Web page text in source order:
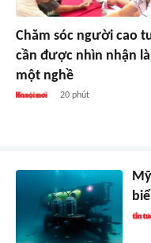
Chăm sóc người cao
cần được nhìn nhận là
một nghề
20 phút